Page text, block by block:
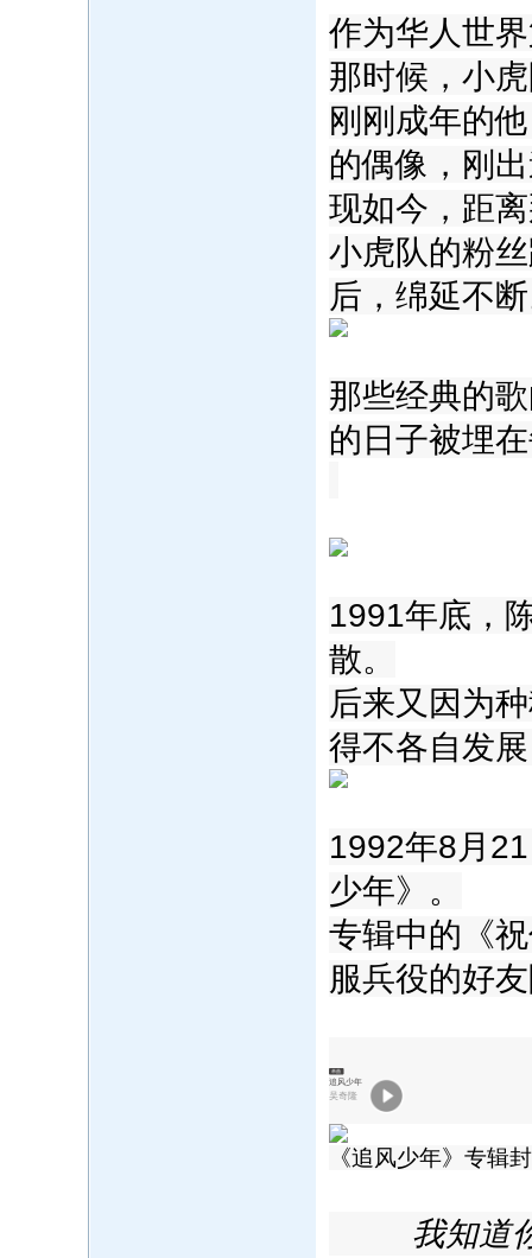
作为华人世
那时候，小
刚刚成年的
的偶像，刚
现如今，距
小虎队的粉
后，绵延不
那些经典的
的日子被埋
1991年底，
散。
后来又因为
得不各自发
1992年8月
少年》。
专辑中的《
服兵役的好
单曲
追风少年
吴奇隆
《追风少年》专辑
我知道